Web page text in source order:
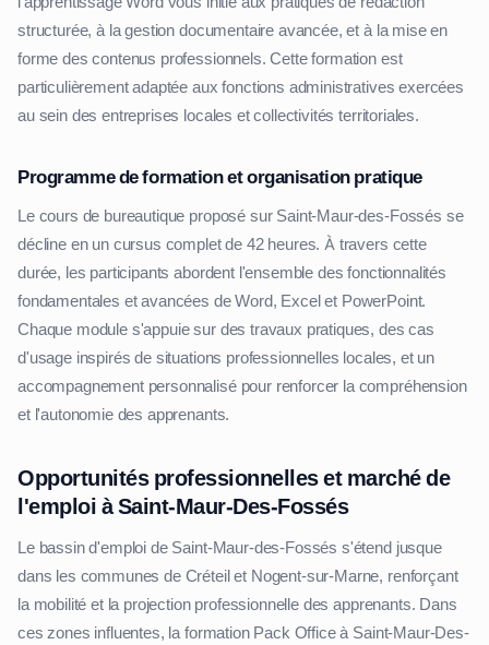
structurée, à la gestion documentaire avancée, et à la mise en
forme des contenus professionnels. Cette formation est
particulièrement adaptée aux fonctions administratives exercées
au sein des entreprises locales et collectivités territoriales.
Programme de formation et organisation pratique
Le cours de bureautique proposé sur Saint-Maur-des-Fossés se
décline en un cursus complet de 42 heures. À travers cette
durée, les participants abordent l'ensemble des fonctionnalités
fondamentales et avancées de Word, Excel et PowerPoint.
Chaque module s'appuie sur des travaux pratiques, des cas
d'usage inspirés de situations professionnelles locales, et un
accompagnement personnalisé pour renforcer la compréhension
et l'autonomie des apprenants.
Opportunités professionnelles et marché de
l'emploi à Saint-Maur-Des-Fossés
Le bassin d'emploi de Saint-Maur-des-Fossés s'étend jusque
dans les communes de Créteil et Nogent-sur-Marne, renforçant
la mobilité et la projection professionnelle des apprenants. Dans
ces zones influentes, la formation Pack Office à Saint-Maur-Des-